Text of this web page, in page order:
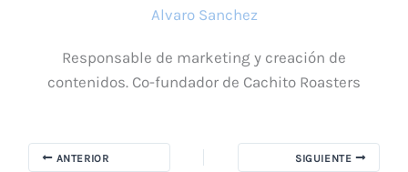
Alvaro Sanchez
Responsable de marketing y creación de
contenidos. Co-fundador de Cachito Roasters
ANTERIOR SIGUIENTE